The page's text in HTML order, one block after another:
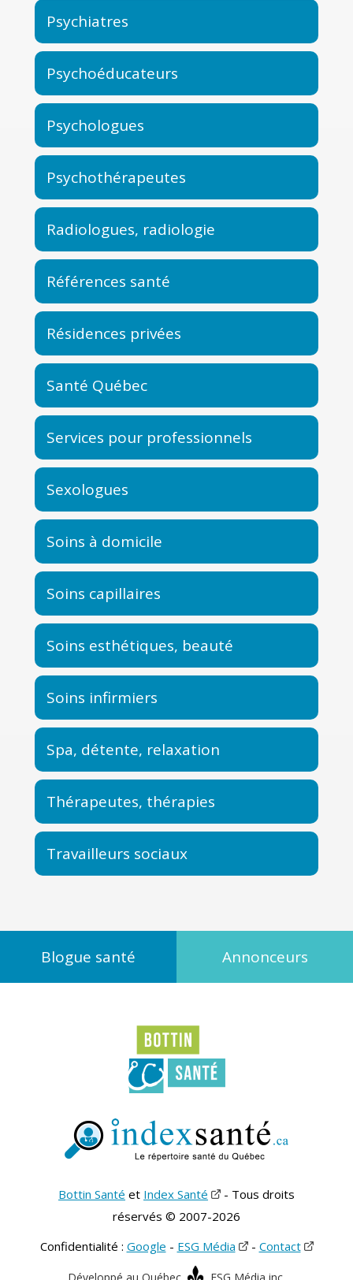
Psychiatres
Psychoéducateurs
Psychologues
Psychothérapeutes
Radiologues, radiologie
Références santé
Résidences privées
Santé Québec
Services pour professionnels
Sexologues
Soins à domicile
Soins capillaires
Soins esthétiques, beauté
Soins infirmiers
Spa, détente, relaxation
Thérapeutes, thérapies
Travailleurs sociaux
Blogue santé Annonceurs
Bottin Santé et Index Santé
- Tous droits
réservés © 2007-2026
Confidentialité : Google - ESG Média - Contact